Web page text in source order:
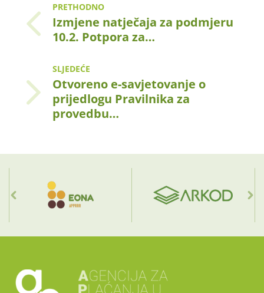
PRETHODNO
Izmjene natječaja za podmjeru
10.2. Potpora za…
SLJEDEĆE
Otvoreno e-savjetovanje o
prijedlogu Pravilnika za
provedbu…